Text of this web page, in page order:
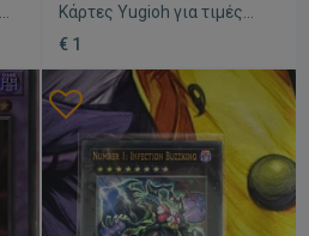
Κάρτες Yugioh για τιμές
dm
€ 1